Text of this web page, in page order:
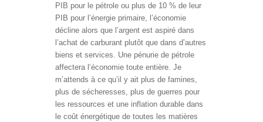
PIB pour le pétrole ou plus de 10 % de leur
PIB pour l’énergie primaire, l’économie
décline alors que l’argent est aspiré dans
l’achat de carburant plutôt que dans d’autres
biens et services. Une pénurie de pétrole
affectera l’économie toute entière. Je
m’attends à ce qu’il y ait plus de famines,
plus de sécheresses, plus de guerres pour
les ressources et une inflation durable dans
le coût énergétique de toutes les matières